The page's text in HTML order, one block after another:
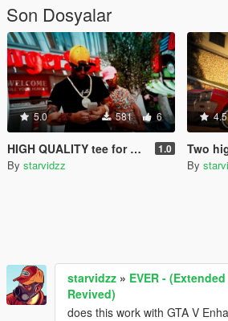
Son Dosyalar
5.0 581 6
HIGH QUALITY tee for mp MALE 1.0
By starvidzz
4.5
Two high
By
starvidzz » EVER -
Revived)
does this work with GTA V